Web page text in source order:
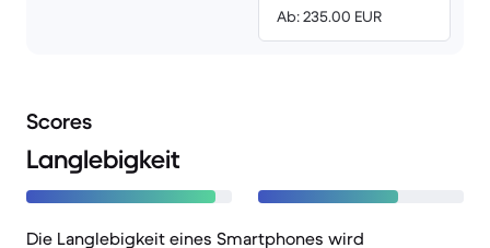
Ab: 235.00 EUR
Scores
Langlebigkeit
Die Langlebigkeit eines Smartphones wird